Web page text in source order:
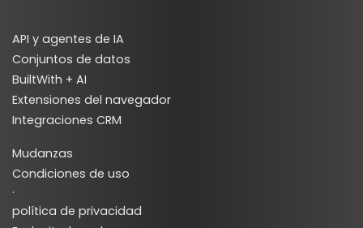
API y agentes de IA
Conjuntos de datos
BuiltWith + AI
Extensiones del navegador
Integraciones CRM
Mudanzas
Condiciones de uso
·
política de privacidad